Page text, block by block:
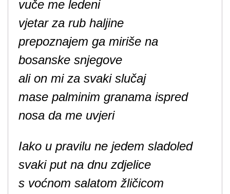
vuče me ledeni
vjetar za rub haljine
prepoznajem ga miriše na
bosanske snjegove
ali on mi za svaki slučaj
mase palminim granama ispred
nosa da me uvjeri
Iako u pravilu ne jedem sladoled
svaki put na dnu zdjelice
s voćnom salatom žličicom